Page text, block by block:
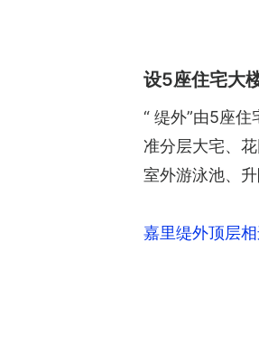
设5座住宅大
“ 缇外”由5座
准分层大宅、
室外游泳池、升
嘉里缇外顶层